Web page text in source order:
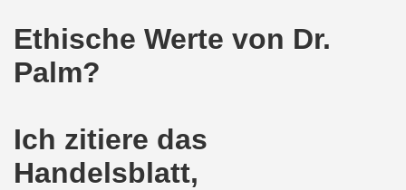
Ethische Werte von Dr.
Palm?
Ich zitiere das
Handelsblatt,
am 11.02.2019 protestiert und demonstriert
701. Montagsdemonstration Gelsenkirchen
stärken - jetzt erst recht!